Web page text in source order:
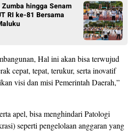
hingga Senam
RI ke-81 Bersama
Hal ini akan bisa terwujud
cepat, tepat, terukur, serta inovatif
visi dan misi Pemerintah Daerah,”
apel, bisa menghindari Patologi
seperti pengelolaan anggaran yang